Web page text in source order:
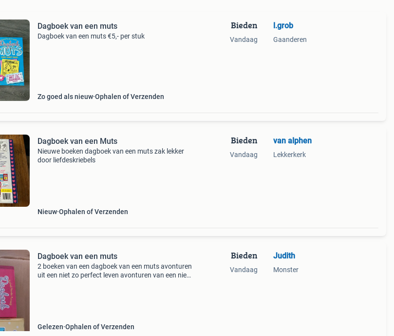
Dagboek van een muts
Dagboek van een muts €5,- per stuk
Zo goed als nieuw Ophalen of Verzenden
Bieden
Vandaag
l.grob
Gaanderen
Dagboek van een Muts
Nieuwe boeken dagboek van een muts zak lekker
door liefdeskriebels
Nieuw Ophalen of Verzenden
Bieden
Vandaag
van alphen
Lekkerkerk
Dagboek van een muts
2 boeken van een dagboek van een muts avonturen
uit een niet zo perfect leven avonturen van een niet
Gelezen Ophalen of Verzenden
Bieden
Vandaag
Judith
Monster